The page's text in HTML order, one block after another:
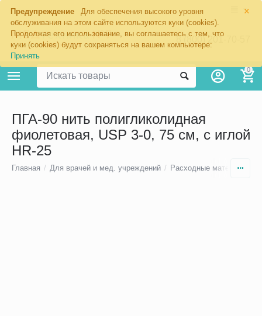
×
Предупреждение
Для обеспечения высокого уровня
обслуживания на этом сайте используются куки (cookies).
Продолжая его использование, вы соглашаетесь с тем, что
куки (cookies) будут сохраняться на вашем компьютере:
Принять
8 (800) 201-70-57
0
ПГА-90 нить полигликолидная
фиолетовая, USP 3-0, 75 см, с иглой
HR-25
Главная / Для врачей и мед. учреждений / Расходные материалы